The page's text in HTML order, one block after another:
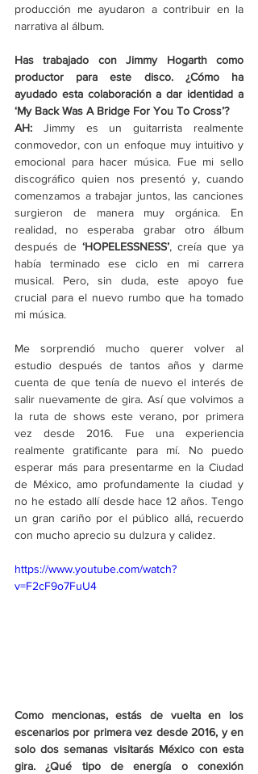
producción me ayudaron a contribuir en la
narrativa al álbum.
Has trabajado con Jimmy Hogarth como
productor para este disco. ¿Cómo ha
ayudado esta colaboración a dar identidad a
‘My Back Was A Bridge For You To Cross’?
AH: Jimmy es un guitarrista realmente
conmovedor, con un enfoque muy intuitivo y
emocional para hacer música. Fue mi sello
discográfico quien nos presentó y, cuando
comenzamos a trabajar juntos, las canciones
surgieron de manera muy orgánica. En
realidad, no esperaba grabar otro álbum
después de ‘HOPELESSNESS’, creía que ya
había terminado ese ciclo en mi carrera
musical. Pero, sin duda, este apoyo fue
crucial para el nuevo rumbo que ha tomado
mi música.
Me sorprendió mucho querer volver al
estudio después de tantos años y darme
cuenta de que tenía de nuevo el interés de
salir nuevamente de gira. Así que volvimos a
la ruta de shows este verano, por primera
vez desde 2016. Fue una experiencia
realmente gratificante para mí. No puedo
esperar más para presentarme en la Ciudad
de México, amo profundamente la ciudad y
no he estado allí desde hace 12 años. Tengo
un gran cariño por el público allá, recuerdo
con mucho aprecio su dulzura y calidez.
https://www.youtube.com/watch?
v=F2cF9o7FuU4
Como mencionas, estás de vuelta en los
escenarios por primera vez desde 2016, y en
solo dos semanas visitarás México con esta
gira. ¿Qué tipo de energía o conexión